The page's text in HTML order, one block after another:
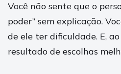
Você não sente que o
poder” sem explicação.
de ele ter dificuldade. E,
resultado de escolhas